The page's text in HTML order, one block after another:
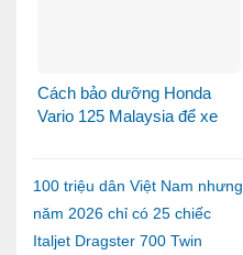
Cách bảo dưỡng Honda
Vario 125 Malaysia để xe
100 triệu dân Việt Nam nhưng
năm 2026 chỉ có 25 chiếc
Italjet Dragster 700 Twin